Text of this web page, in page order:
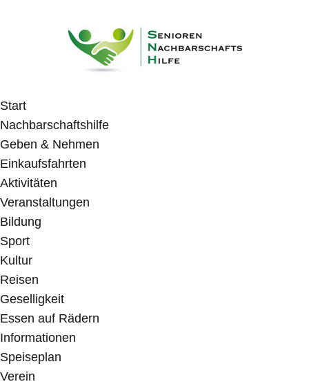
Start
Nachbarschaftshilfe
Geben & Nehmen
Einkaufsfahrten
Aktivitäten
Veranstaltungen
Bildung
Sport
Kultur
Reisen
Geselligkeit
Essen auf Rädern
Informationen
Speiseplan
Verein